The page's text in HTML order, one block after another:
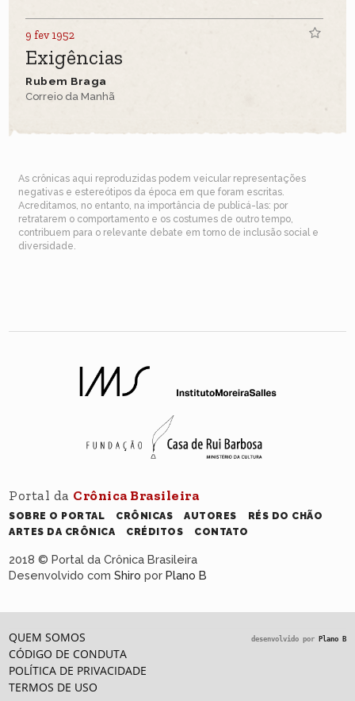
9 fev 1952
Exigências
Rubem Braga
Correio da Manhã
As crônicas aqui reproduzidas podem veicular representações
negativas e estereótipos da época em que foram escritas.
Acreditamos, no entanto, na importância de publicá-las: por
retratarem o comportamento e os costumes de outro tempo,
contribuem para o relevante debate em torno de inclusão social e
diversidade.
Portal da Crônica Brasileira
SOBRE O PORTAL CRÔNICAS AUTORES
RÉS DO CHÃO
ARTES DA CRÔNICA
CRÉDITOS CONTATO
2018 © Portal da Crônica Brasileira
Desenvolvido comShiro porPlano B
QUEM SOMOS
CÓDIGO DE CONDUTA
POLÍTICA DE PRIVACIDADE
TERMOS DE USO
desenvolvido por Plano B